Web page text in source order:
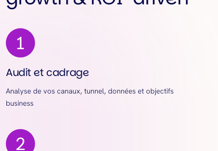
Audit et cadrage
Analyse de vos canaux, tunnel, données et objectifs
business